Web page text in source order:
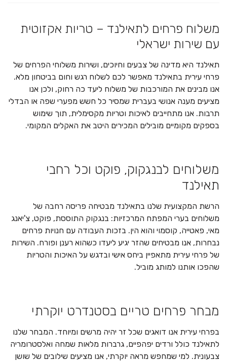
משלוח פרחים לתאילנד – טריות אקזוטית
עם שירות ישראלי
תאילנד היא מדינה של צבעים וחיוכים, ושירות משלוחי הפרחים של
פרחי עירית בתאילנד מאפשר לכם לשלוח רגש וחום בביטחון מלא.
אנו מבינים את המורכבות של משלוח ליעד כה רחוק, ולכן אנו
מציעים מענה אנושי בעברית שמסיר כל חשש מפערי שפה או הבדלי
תרבות. אנו מתחייבים לאיכות וטריות מקסימלית, תוך שימוש
בספקים מקומיים מובילים המכירים היטב את האקלים המקומי.
משלוחים לבנגקוק, פוקט וכל רחבי
תאילנד
הרשת המקצועית שלנו בתאילנד מבטיחה פריסה רחבה של
משלוחים בערי המפתח המרכזיות: בנגקוק התוססת, פוקט, צ'יאנג
מאי, פאטייה, קוסמוי והוא הין. בזכות העבודה עם חנויות פרחים
נבחרות, אנו מבטיחים שהזר יגיע ליעדו כשהוא רענן ופורח. השירות
של פרחי עירית מתאפיין ביחס אישי ובדגש על האיכות והטריות
שהפכו אותנו למותג מוביל.
מבחר פרחים טריים בסטנדרט יוקרתי
בפרחי עירית אנו דואגים שכל זר יהיה מרשים ומיוחד. המבחר שלנו
לתאילנד כולל ורדים יפהפיים, גרברות מלאות שמחה ואלסטרומריה
צבעונית. למי שמחפש מראה יוקרתי, אנו מציעים שילובים של שושן